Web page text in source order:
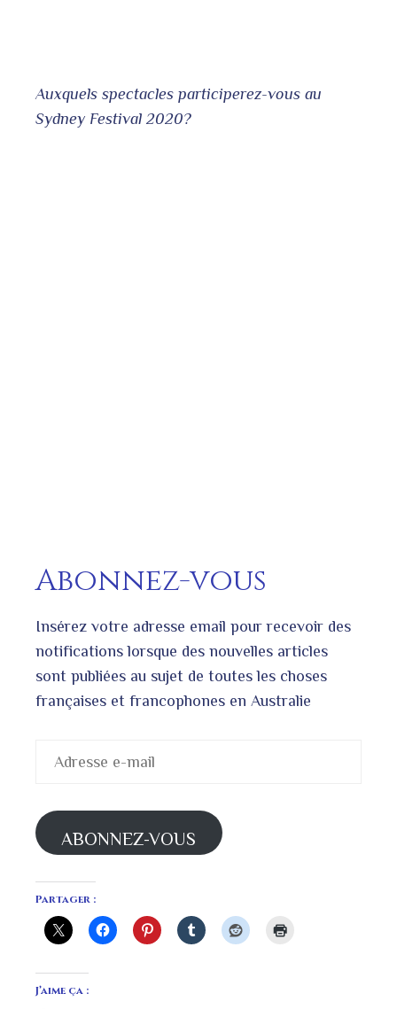
Auxquels spectacles participerez-vous au
Sydney Festival 2020?
Abonnez-vous
Insérez votre adresse email pour recevoir des
notifications lorsque des nouvelles articles
sont publiées au sujet de toutes les choses
françaises et francophones en Australie
ABONNEZ-VOUS
Partager :
J’aime ça :